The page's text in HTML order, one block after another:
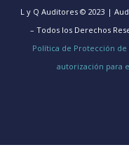
L y Q Auditores © 2023 |
– Todos los Derechos
Política de Protección de
autorización para